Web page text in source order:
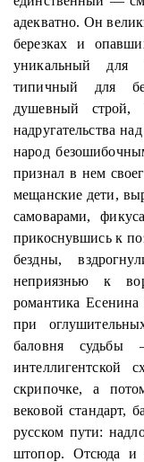
адекватно. Он
березках и
уникальный для
типичный для
душевный строй,
надругательства
народ
признал в нем
мещанские дети,
самоварами,
прикоснувшись к
бездны,
неприязнью к
романтика
при
баловня
скрипочке, а
вековой стандарт,
русском пути:
штопор. Отсюда и